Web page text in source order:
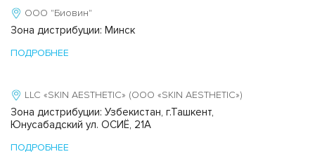
ООО "Биовин"
Зона дистрибуции: Минск
ПОДРОБНЕЕ
LLC «SKIN AESTHETIC» (ООО «SKIN AESTHETIC»)
Зона дистрибуции: Узбекистан, г.Ташкент,
Юнусабадский ул. ОСИЁ, 21А
ПОДРОБНЕЕ